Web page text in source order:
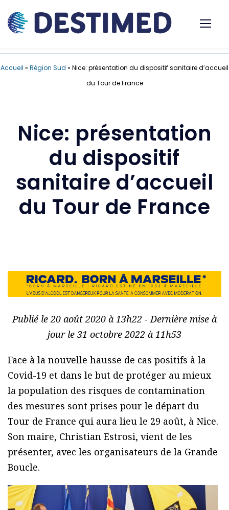
Accueil » Région Sud » Nice: présentation du dispositif sanitaire d’accueil
du Tour de France
Nice: présentation
du dispositif
sanitaire d’accueil
du Tour de France
Publié le 20 août 2020 à 13h22 - Dernière mise à
jour le 31 octobre 2022 à 11h53
Face à la nouvelle hausse de cas positifs à la
Covid-19 et dans le but de protéger au mieux
la population des risques de contamination
des mesures sont prises pour le départ du
Tour de France qui aura lieu le 29 août, à Nice.
Son maire, Christian Estrosi, vient de les
présenter, avec les organisateurs de la Grande
Boucle.